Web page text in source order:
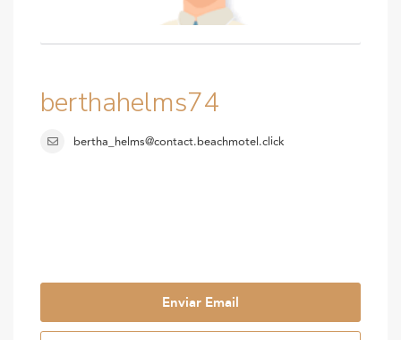
berthahelms74
bertha_helms@contact.beachmotel.click
Enviar Email